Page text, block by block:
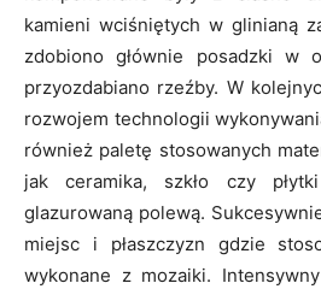
kamieni wciśniętych w glinianą
zdobiono głównie posadzki w
przyozdabiano rzeźby. W
rozwojem technologii
również paletę stosowanych
jak ceramika, szkło czy
glazurowaną polewą.
miejsc i płaszczyzn gdzie
wykonane z mozaiki.